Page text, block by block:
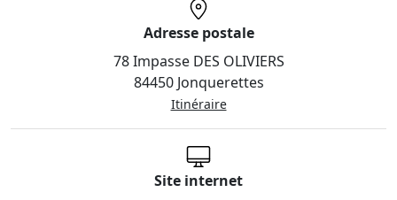
Adresse postale
78 Impasse DES OLIVIERS
84450 Jonquerettes
Itinéraire
Site internet